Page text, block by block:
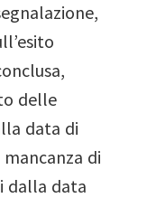
delle
data di
di
dalla data